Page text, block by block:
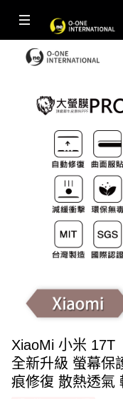
XiaoMi 小米 17T
全新升級 螢幕保
痕修復 散熱透氣